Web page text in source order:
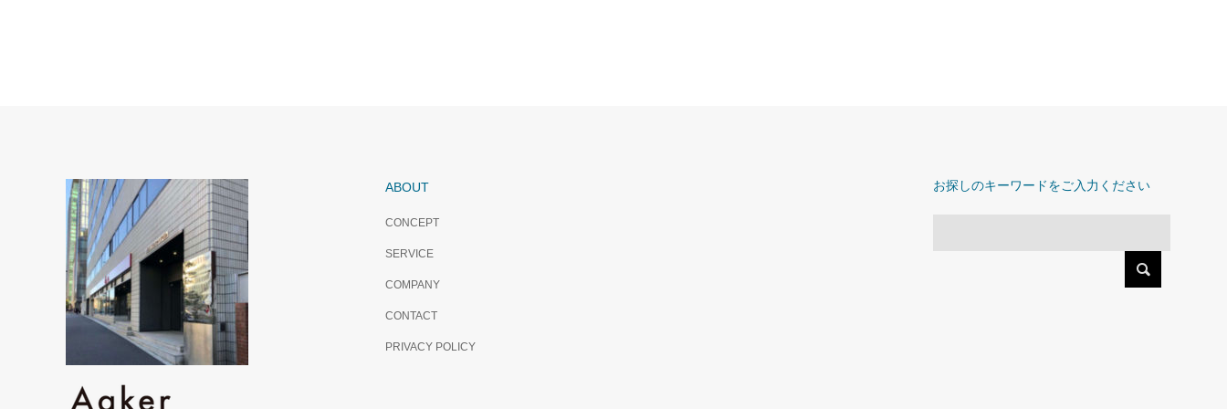
ABOUT
CONCEPT
SERVICE
COMPANY
CONTACT
PRIVACY POLICY
お探しのキーワードをご入力ください